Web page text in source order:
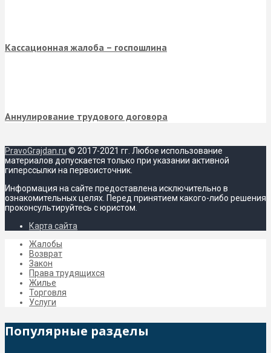
Кассационная жалоба – госпошлина
Аннулирование трудового договора
PravoGrajdan.ru © 2017-2021 гг. Любое использование
материалов допускается только при указании активной
гиперссылки на первоисточник.
Информация на сайте предоставлена исключительно в
ознакомительных целях. Перед принятием какого-либо решения
проконсультируйтесь с юристом.
Карта сайта
Жалобы
Возврат
Закон
Права трудящихся
Жилье
Торговля
Услуги
Популярные разделы